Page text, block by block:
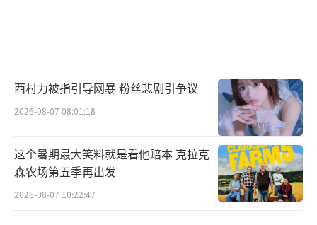
西村力被指引导网暴 粉丝悲剧引争议
2026-08-07 08:01:18
这个暑期最大笑料就是看他赔本 克拉克
森农场第五季再出发
2026-08-07 10:22:47